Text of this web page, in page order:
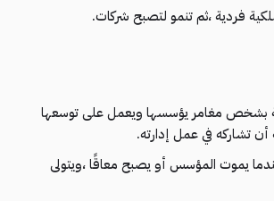
فردية ،ثم تنمو لتصبح شركات.
بشخص مغامر يؤسسها ويعمل على توسعها
أن تشاركه في عمل إدارته.
عندما يموت المؤسس أو يصبح معاقًا ،ويتولى